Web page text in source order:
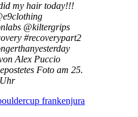
my hair today!!!
@kiltergrips
#recoverypart2
Alex Puccio
Foto am 25.